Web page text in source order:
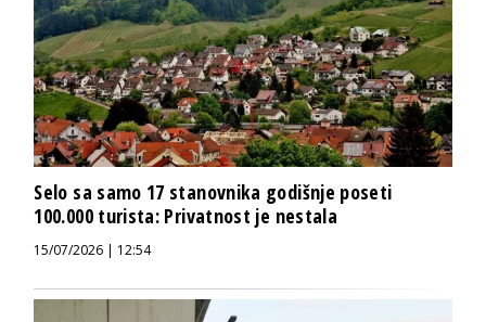
Selo sa samo 17 stanovnika godišnje poseti
100.000 turista: Privatnost je nestala
15/07/2026 | 12:54